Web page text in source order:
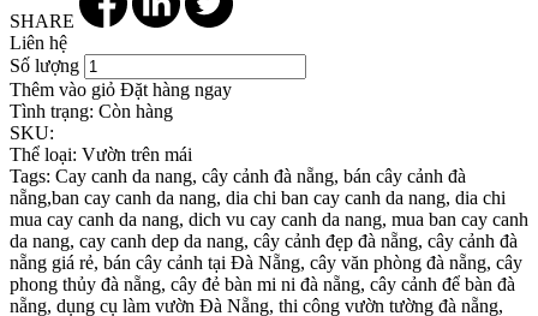
SHARE
Liên hệ
Số lượng
Thêm vào giỏ Đặt hàng ngay
Tình trạng: Còn hàng
SKU:
Thể loại: Vườn trên mái
Tags: Cay canh da nang, cây cảnh đà nẵng, bán cây cảnh đà
nẵng,ban cay canh da nang, dia chi ban cay canh da nang, dia chi
mua cay canh da nang, dich vu cay canh da nang, mua ban cay canh
da nang, cay canh dep da nang, cây cảnh đẹp đà nẵng, cây cảnh đà
nẵng giá rẻ, bán cây cảnh tại Đà Nẵng, cây văn phòng đà nẵng, cây
phong thủy đà nẵng, cây đẻ bàn mi ni đà nẵng, cây cảnh để bàn đà
nẵng, dụng cụ làm vườn Đà Nẵng, thi công vườn tường đà nẵng,